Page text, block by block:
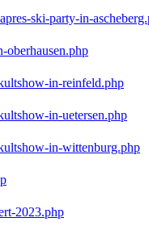
ski-party-in-
oberhausen.php
in-reinfeld.php
in-uetersen.php
in-wittenburg.php
2023.php